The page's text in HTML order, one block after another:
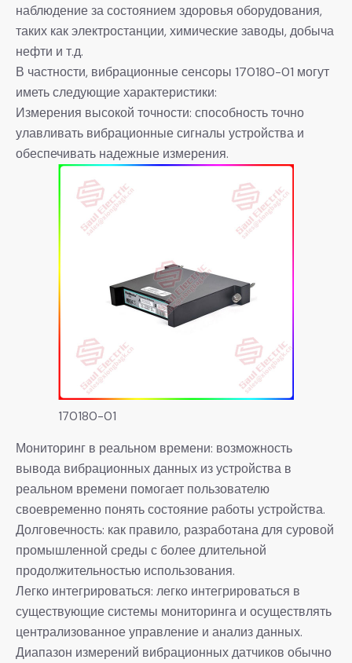
наблюдение за состоянием здоровья оборудования,
таких как электростанции, химические заводы, добыча
нефти и т.д.
В частности, вибрационные сенсоры 170180-01 могут
иметь следующие характеристики:
Измерения высокой точности: способность точно
улавливать вибрационные сигналы устройства и
обеспечивать надежные измерения.
170180-01
Мониторинг в реальном времени: возможность
вывода вибрационных данных из устройства в
реальном времени помогает пользователю
своевременно понять состояние работы устройства.
Долговечность: как правило, разработана для суровой
промышленной среды с более длительной
продолжительностью использования.
Легко интегрироваться: легко интегрироваться в
существующие системы мониторинга и осуществлять
централизованное управление и анализ данных.
Диапазон измерений вибрационных датчиков обычно